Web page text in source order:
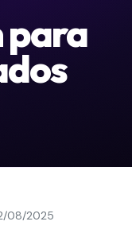
para
08/2025